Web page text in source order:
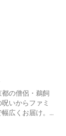
の僧侶・鵜飼
いからファミ
広くお届け。